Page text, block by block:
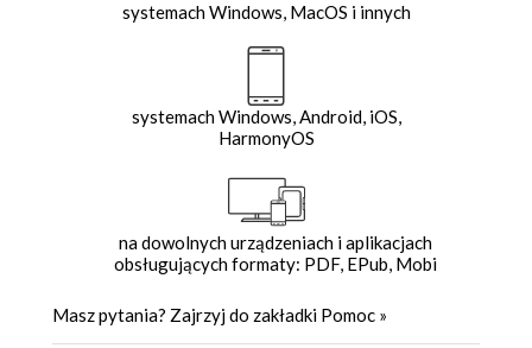
systemach Windows, MacOS i innych
systemach Windows, Android, iOS,
HarmonyOS
na dowolnych urządzeniach i aplikacjach
obsługujących formaty: PDF, EPub, Mobi
Masz pytania? Zajrzyj do zakładki Pomoc »